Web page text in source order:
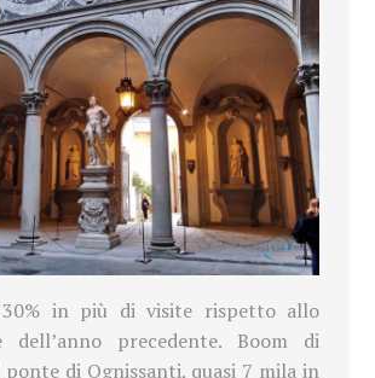
in più di visite rispetto allo
dell’anno precedente. Boom di
di Ognissanti, quasi 7 mila in